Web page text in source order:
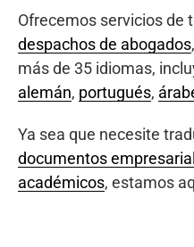
Ofrecemos servicios de
despachos de abogados
más de 35 idiomas,
alemán, portugués,
Ya sea que necesite
documentos
académicos, estamos